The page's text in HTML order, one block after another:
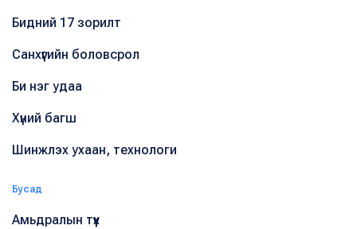
Бидний 17 зорилт
Санхүүгийн боловсрол
Би нэг удаа
Хүний багш
Шинжлэх ухаан, технологи
Бусад
Амьдралын түүх